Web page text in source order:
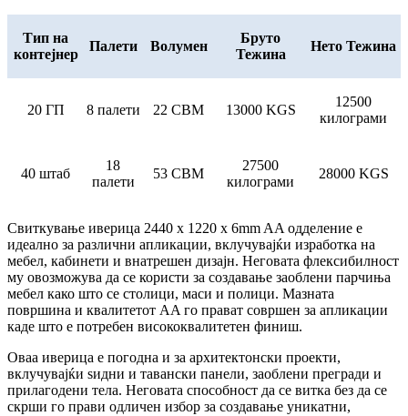
Тип на
контејнер
Палети Волумен
Бруто
Тежина
Нето Тежина
20 ГП 8 палети 22 CBM 13000 KGS
12500
килограми
40 штаб
18
палети
53 CBM
27500
килограми
28000 KGS
Свиткување иверица 2440 x 1220 x 6mm AA одделение е
идеално за различни апликации, вклучувајќи изработка на
мебел, кабинети и внатрешен дизајн. Неговата флексибилност
му овозможува да се користи за создавање заоблени парчиња
мебел како што се столици, маси и полици. Мазната
површина и квалитетот AA го прават совршен за апликации
каде што е потребен висококвалитетен финиш.
Оваа иверица е погодна и за архитектонски проекти,
вклучувајќи ѕидни и тавански панели, заоблени прегради и
прилагодени тела. Неговата способност да се витка без да се
скрши го прави одличен избор за создавање уникатни,